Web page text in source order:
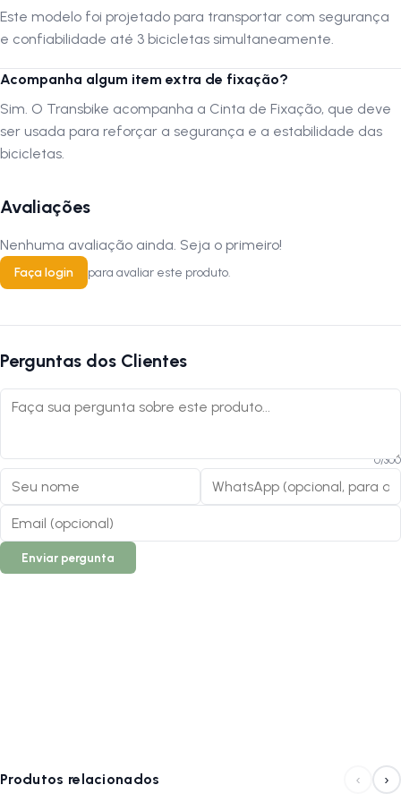
deve ser usada para reforçar a segurança e a estabilidade das
bicicletas. Siga-nos no Instagram: @lojanapista Assista nosso canal
Este modelo foi projetado para transportar com segurança
e confiabilidade até 3 bicicletas simultaneamente.
Acompanha algum item extra de fixação?
Sim. O Transbike acompanha a Cinta de Fixação, que deve
ser usada para reforçar a segurança e a estabilidade das
bicicletas.
Avaliações
Nenhuma avaliação ainda. Seja o primeiro!
Faça login para avaliar este produto.
Perguntas dos Clientes
0/300
Enviar pergunta
Produtos relacionados ‹ ›